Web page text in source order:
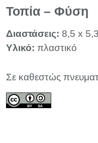
Τοπία – Φύση
Διαστάσεις: 8,5 x
Υλικό: πλαστικό
Σε καθεστώς